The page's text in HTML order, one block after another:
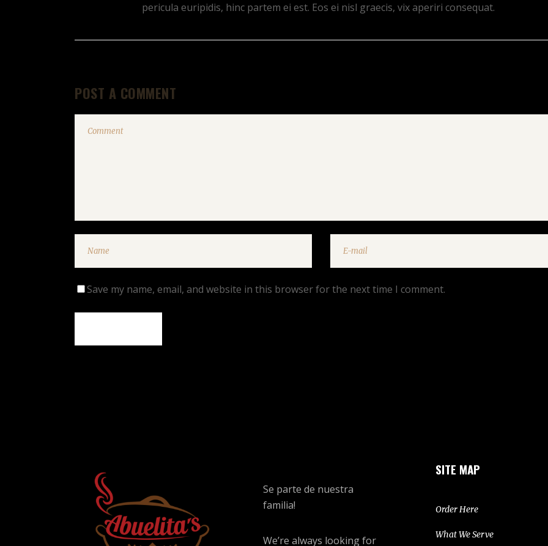
pericula euripidis, hinc partem ei est. Eos ei nisl graecis, vix aperiri consequat.
POST A COMMENT
Save my name, email, and website in this browser for the next time I comment.
Se parte de nuestra
familia!
We’re always looking for
SITE MAP
Order Here
What We Serve